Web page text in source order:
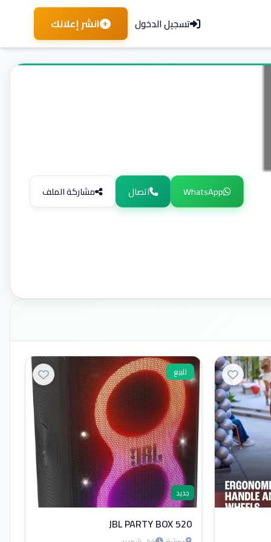
تسجيل الدخول انشر إعلانك
WhatsApp اتصال مشاركة الملف
للبيع
جديد
JBL PARTY BOX 520